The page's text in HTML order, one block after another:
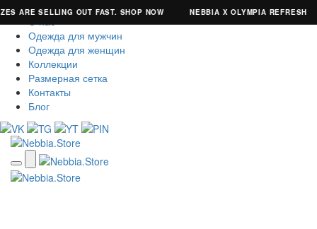
ARE SELLING OUT FAST. SHOP NOW NEBBIA X OLYMPIA REFRESH
О нас
Одежда для мужчин
Одежда для женщин
Коллекции
Размерная сетка
Контакты
Блог